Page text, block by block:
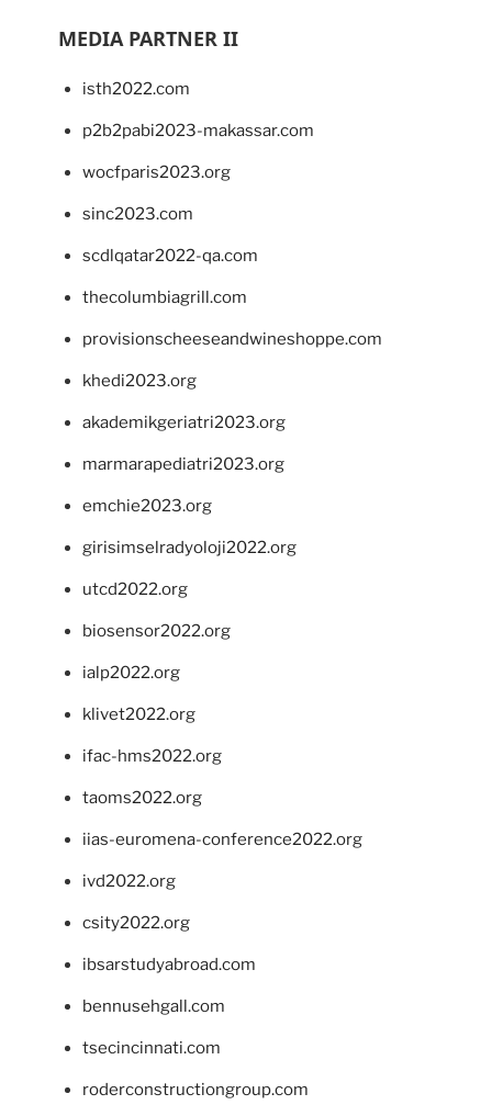
MEDIA PARTNER II
isth2022.com
p2b2pabi2023-makassar.com
wocfparis2023.org
sinc2023.com
scdlqatar2022-qa.com
thecolumbiagrill.com
provisionscheeseandwineshoppe.com
khedi2023.org
akademikgeriatri2023.org
marmarapediatri2023.org
emchie2023.org
girisimselradyoloji2022.org
utcd2022.org
biosensor2022.org
ialp2022.org
klivet2022.org
ifac-hms2022.org
taoms2022.org
iias-euromena-conference2022.org
ivd2022.org
csity2022.org
ibsarstudyabroad.com
bennusehgall.com
tsecincinnati.com
roderconstructiongroup.com